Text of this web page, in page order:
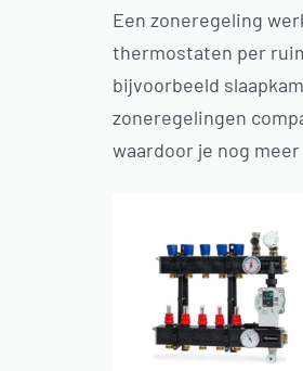
Een zoneregeling
thermostaten per
bijvoorbeeld
zoneregelingen
waardoor je nog